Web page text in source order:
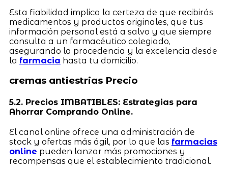
Esta fiabilidad implica la certeza de que recibirás
medicamentos y productos originales, que tus
información personal está a salvo y que siempre
consulta a un farmacéutico colegiado,
asegurando la procedencia y la excelencia desde
la farmacia hasta tu domicilio.
cremas antiestrias Precio
5.2. Precios IMBATIBLES: Estrategias para
Ahorrar Comprando Online.
El canal online ofrece una administración de
stock y ofertas más ágil, por lo que las farmacias
online pueden lanzar más promociones y
recompensas que el establecimiento tradicional.